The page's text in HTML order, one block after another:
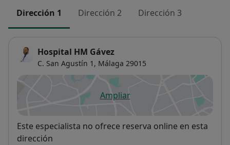
Dirección 1 Dirección 2 Dirección 3
Hospital HM Gávez
C. San Agustín 1, Málaga 29015
Ampliarse abre en una nueva
Disponibilidad
Este especialista no ofrece reserva online en esta
dirección